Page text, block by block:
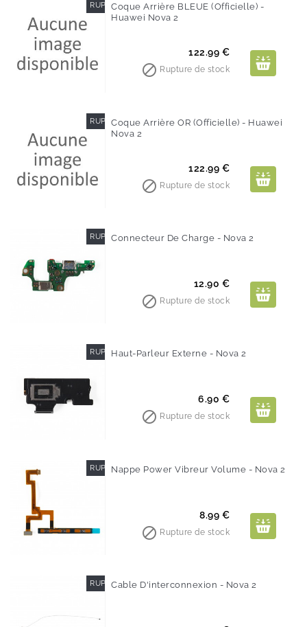
RUPTURE DE STOCK
Coque Arrière BLEUE (Officielle) -
Huawei Nova 2
Prix
122.99 €
 Rupture de stock
RUPTURE DE STOCK
Coque Arrière OR (Officielle) - Huawei
Nova 2
Prix
122.99 €
 Rupture de stock
RUPTURE DE STOCK
Connecteur De Charge - Nova 2
Prix
12.90 €
 Rupture de stock
RUPTURE DE STOCK
Haut-Parleur Externe - Nova 2
Prix
6.90 €
 Rupture de stock
RUPTURE DE STOCK
Nappe Power Vibreur Volume - Nova 2
Prix
8.99 €
 Rupture de stock
RUPTURE DE STOCK
Cable D'interconnexion - Nova 2